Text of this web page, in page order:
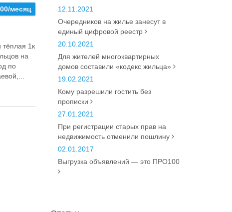
месяц
тёплая 1к
на
по
12.11.2021
Очередников на жилье занесут в
единый цифровой реестр
20.10.2021
Для жителей многоквартирных
домов составили «кодекс жильца»
19.02.2021
Кому разрешили гостить без
прописки
27.01.2021
При регистрации старых прав на
недвижимость отменили пошлину
02.01.2017
Выгрузка объявлений — это ПРО100